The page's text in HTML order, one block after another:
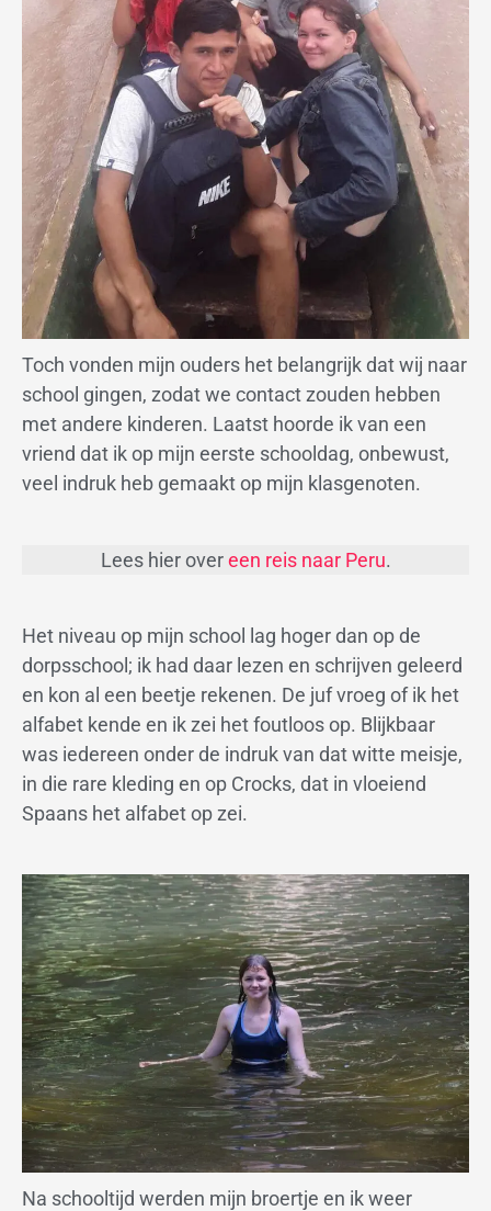
Toch vonden mijn ouders het belangrijk dat wij naar
school gingen, zodat we contact zouden hebben
met andere kinderen. Laatst hoorde ik van een
vriend dat ik op mijn eerste schooldag, onbewust,
veel indruk heb gemaakt op mijn klasgenoten.
Lees hier overeen reis naar Peru.
Het niveau op mijn school lag hoger dan op de
dorpsschool; ik had daar lezen en schrijven geleerd
en kon al een beetje rekenen. De juf vroeg of ik het
alfabet kende en ik zei het foutloos op. Blijkbaar
was iedereen onder de indruk van dat witte meisje,
in die rare kleding en op Crocks, dat in vloeiend
Spaans het alfabet op zei.
Na schooltijd werden mijn broertje en ik weer